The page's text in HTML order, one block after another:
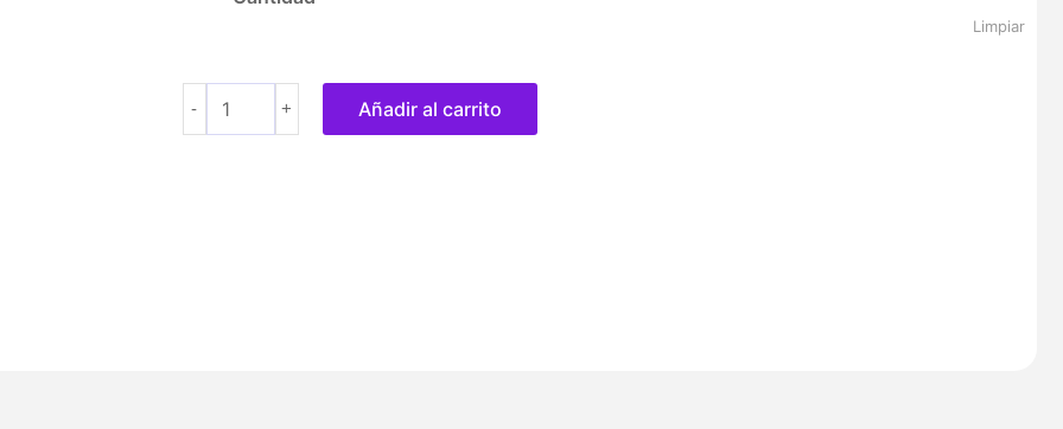
72,80 €
Limpiar
- + Añadir al carrito